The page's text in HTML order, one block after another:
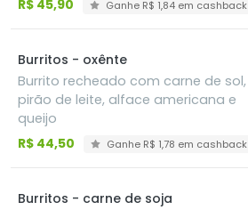
R$ 45,90 Ganhe R$ 1,84 em cashback
Burritos - oxênte
Burrito recheado com carne de sol,
pirão de leite, alface americana e
queijo
R$ 44,50
Ganhe R$ 1,78 em cashback
Burritos - carne de soja